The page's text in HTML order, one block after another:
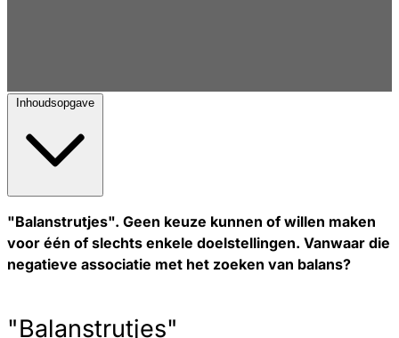
Inhoudsopgave
"Balanstrutjes". Geen keuze kunnen of willen maken
voor één of slechts enkele doelstellingen. Vanwaar die
negatieve associatie met het zoeken van balans?
"Balanstrutjes"